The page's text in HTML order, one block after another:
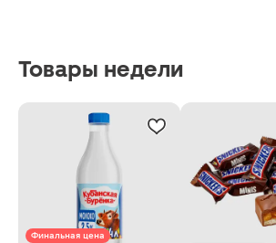
Товары недели
Финальная цена